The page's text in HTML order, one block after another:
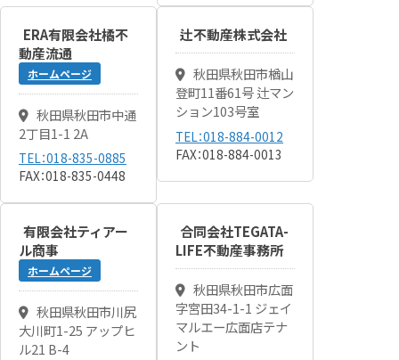
ERA有限会社橘不
動産流通
ホームページ
秋田県秋田市中通
2丁目1-1 2A
TEL：018-835-0885
FAX：018-835-0448
辻不動産株式会社
秋田県秋田市楢山
登町11番61号 辻マン
ション103号室
TEL：018-884-0012
FAX：018-884-0013
有限会社ティアー
ル商事
ホームページ
秋田県秋田市川尻
大川町1-25 アップヒ
ル21 B-4
合同会社TEGATA-
LIFE不動産事務所
秋田県秋田市広面
字宮田34-1-1 ジェイ
マルエー広面店テナ
ント